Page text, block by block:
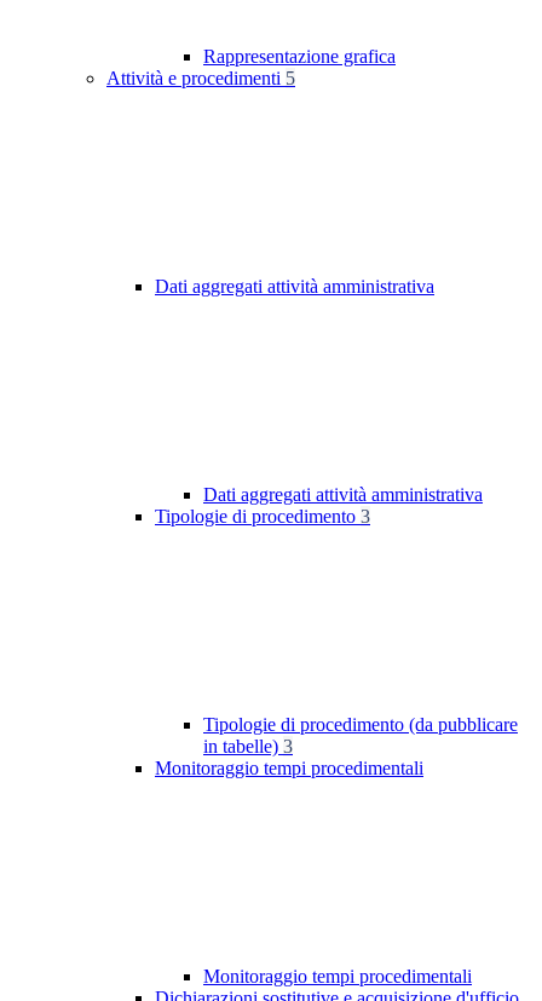
Rappresentazione grafica
Attività e procedimenti 5
Dati aggregati attività amministrativa
Dati aggregati attività amministrativa
Tipologie di procedimento 3
Tipologie di procedimento (da pubblicare
in tabelle) 3
Monitoraggio tempi procedimentali
Monitoraggio tempi procedimentali